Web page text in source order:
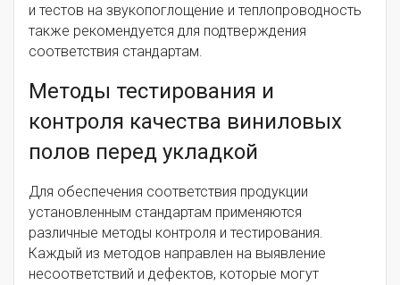
и тестов на звукопоглощение и теплопроводность
также рекомендуется для подтверждения
соответствия стандартам.
Методы тестирования и
контроля качества виниловых
полов перед укладкой
Для обеспечения соответствия продукции
установленным стандартам применяются
различные методы контроля и тестирования.
Каждый из методов направлен на выявление
несоответствий и дефектов, которые могут